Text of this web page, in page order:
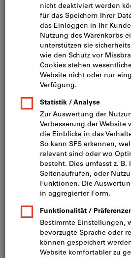
Bild zum Vergrößern anklicken